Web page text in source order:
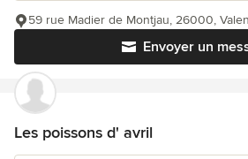
Envoyer un
59 rue Madier de Montjau, 26000,
Les poissons d' avril